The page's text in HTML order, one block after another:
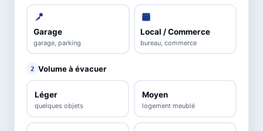
Garage
garage, parking
Local / Commerce
bureau, commerce
2 Volume à évacuer
Léger
quelques objets
Moyen
logement meublé